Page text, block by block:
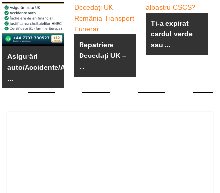
Asigurări
auto/Accidente/An
...
Repatriere
Decedați UK –
...
Ti-a expirat
cardul verde
sau ...